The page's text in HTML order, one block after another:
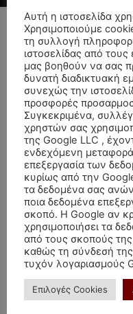
Οι 8 φάσεις του
Μεταφράσεις (πρόγνωση)
Οι Πλανήτες στις
Δευτερεύουσες Προόδους
Μεταφράσεις (πρόγνωση)
Η προοδευτική Σελήνη και
Μεταφράσεις (πρόγνωση)
Τα μυστικά της ανάλυσης
Αυτή η ιστοσελίδα
Χρησιμοποιούμε
τη συλλογή
ιστοσελίδας από
μας βοηθούν να σας
δυνατή διαδικτυακή
συνεχώς την
προσφορές
Συγκεκριμένα,
χρηστών σας
της Google LLC ,
ενδεχόμενη
επεξεργασία των
κυρίως από την
τα δεδομένα σας
ποια δεδομένα
σκοπό. Η Google αν
χρησιμοποιήσει τα
από τους σκοπούς
καθώς τη σύνδεσή
τυχόν λογαριασμούς
Επιλογές Cookies